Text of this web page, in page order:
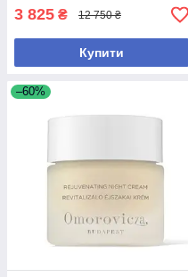
3 825 ₴ 12 750 ₴
Купити
–60%